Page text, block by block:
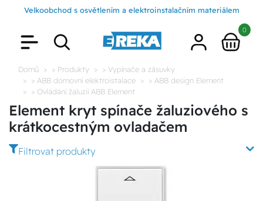
Velkoobchod s osvětlením a elektroinstalačním materiálem
0
Domů > Produkty
> Vypínače a zásuvky
> ABB domovní elektroistalace
> ABB design Element
> Ovládání žaluzií ABB Element
Element kryt spínače žaluziového s
krátkocestným ovladačem
Filtrovat produkty